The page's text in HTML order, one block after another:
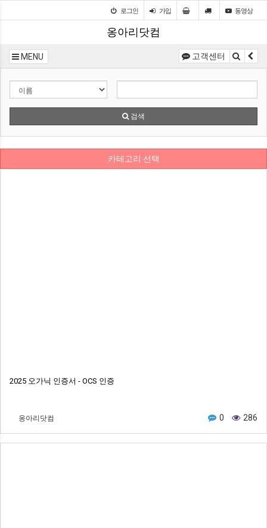
로그인 가입 동영상
옹아리닷컴
MENU 고객센터
검색
카테고리 선택
2025 오가닉 인증서 - OCS 인증
옹아리닷컴 0 286